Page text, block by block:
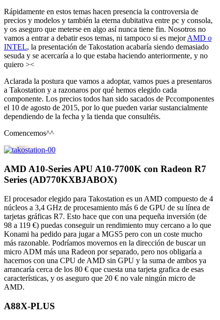
Rápidamente en estos temas hacen presencia la controversia de
precios y modelos y también la eterna dubitativa entre pc y consola,
y os aseguro que meterse en algo así nunca tiene fin. Nosotros no
vamos a entrar a debatir esos temas, ni tampoco si es mejorAMD o
INTEL, la presentación de Takostation acabaría siendo demasiado
sesuda y se acercaría a lo que estaba haciendo anteriormente, y no
quiero ><
Aclarada la postura que vamos a adoptar, vamos pues a presentaros
a Takostation y a razonaros por qué hemos elegido cada
componente. Los precios todos han sido sacados de Pccomponentes
el 10 de agosto de 2015, por lo que pueden variar sustancialmente
dependiendo de la fecha y la tienda que consultéis.
Comencemos^^
AMD A10-Series APU A10-7700K con Radeon R7
Series (AD770KXBJABOX)
El procesador elegido para Takostation es un AMD compuesto de 4
núcleos a 3,4 GHz de procesamiento más 6 de GPU de su línea de
tarjetas gráficas R7. Esto hace que con una pequeña inversión (de
98 a 119 €) puedas conseguir un rendimiento muy cercano a lo que
Konami ha pedido para jugar a MGS5 pero con un coste mucho
más razonable. Podríamos movernos en la dirección de buscar un
micro ADM más una Radeon por separado, pero nos obligaría a
hacernos con una CPU de AMD sin GPU y la suma de ambos ya
arrancaría cerca de los 80 € que cuesta una tarjeta grafica de esas
características, y os aseguro que 20 € no vale ningún micro de
AMD.
A88X-PLUS